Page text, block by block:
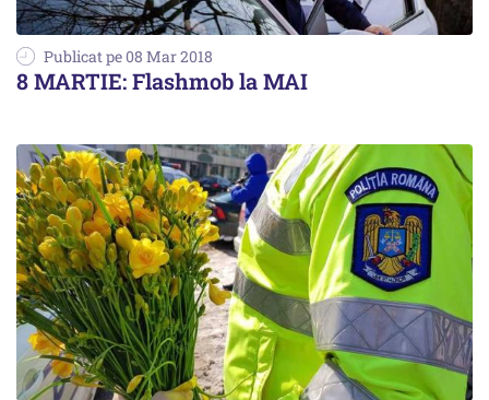
Publicat pe 08 Mar 2018
8 MARTIE: Flashmob la MAI